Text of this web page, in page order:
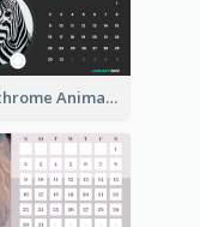
Monochrome Animals Calendar